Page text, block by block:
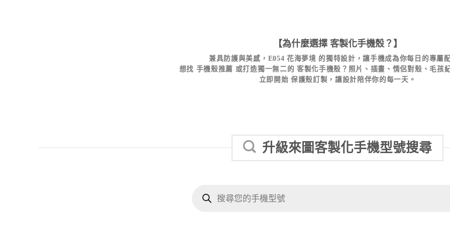
【為什麼選擇 客製化手機殼？】
兼具防護與美感， E054 花海夢境 的獨特設計，讓手機成為你每日的專屬
想找 手機殼推薦 或打造獨一無二的 客製化手機殼 ？照片、插畫、情侶對殼、毛孩
立即開始 保護殼訂製 ，讓設計陪伴你的每一天。
升級來圖客製化手機型號搜尋
search